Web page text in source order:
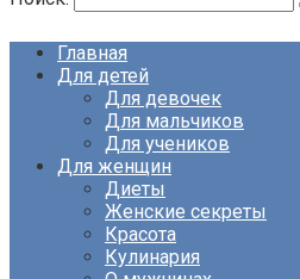
Главная
Для детей
Для девочек
Для мальчиков
Для учеников
Для женщин
Диеты
Женские секреты
Красота
Кулинария